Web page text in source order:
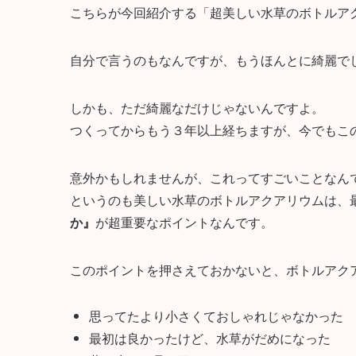
こちらが今回紹介する「超美しい水草のボトル
自分で言うのもなんですが、もうほんとに綺麗で
しかも、ただ綺麗なだけじゃないんですよ。
つくってからもう３年以上経ちますが、今でも
意外かもしれませんが、これってすごいことなん
というのも美しい水草のボトルアクアリウムは
か』 が超重要なポイントなんです。
このポイントを押さえておかないと、ボトルア
思ってたより小さくておしゃれじゃなかった
最初は良かったけど、水草がだめになった